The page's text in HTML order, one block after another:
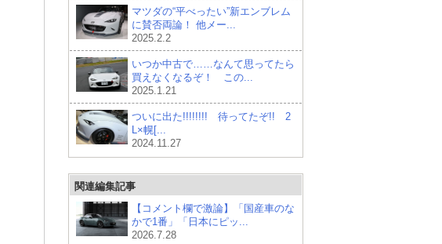
マツダの“平べったい”新エンブレム
に賛否両論！ 他メー...
2025.2.2
いつか中古で……なんて思ってたら
買えなくなるぞ！ この...
2025.1.21
ついに出た!!!!!!!! 待ってたぞ!! 2
L×幌[...
2024.11.27
関連編集記事
【コメント欄で激論】「国産車のな
かで1番」「日本にピッ...
2026.7.28